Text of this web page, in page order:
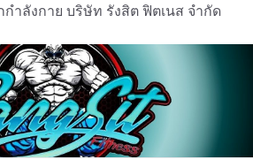
กำลังกาย บริษัท รังสิต ฟิตเนส จำกัด